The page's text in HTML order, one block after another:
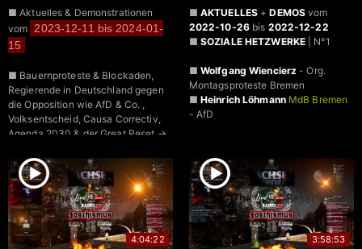
■ Aktuelles & Demonstrationen
vom 2023-12-11 bis 2024-01-
15
■ Bauernproteste & Blockaden,
Regierende in Deutschland gegen
die Opposition wie AfD & Co. ,
Volksentscheid, Causa Correctiv,
Agenda 2030 & der Great Reset →
Economic Forum, Transhumanismus
+
■ AKTUELLES +DEMOS vom
2022-10-26bis 2022-12-22
■ SOZIALE HETZWERKE| N°1
■ Wolfgang Wiencierz - Org.
Montagsproteste Bremen
■ Heinrich Löhmann MdB Bremen
- AfD
4:04:22 3:58:53